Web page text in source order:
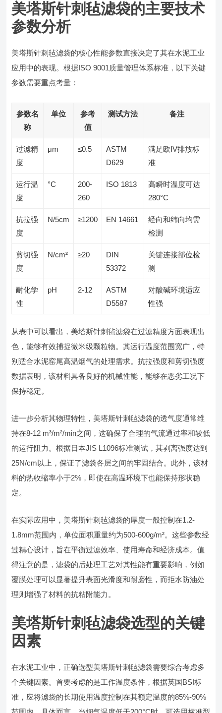
美塔斯针刺毡滤袋的主要技术
参数分析
美塔斯针刺毡滤袋的核心性能参数直接决定了其在水泥工业
应用中的表现。根据ISO 9001质量管理体系标准，以下关键
参数需要重点考量：
参数名
称
单位
参考
值
测试方法 备注
过滤精
度
μm ≤0.5
ASTM
D629
满足欧IV排放标
准
运行温
度
°C
200-
260
ISO 1813
高瞬时温度可达
280°C
抗拉强
度
N/5cm ≥1200 EN 14661
经向和纬向均需
检测
剪切强
度
N/cm² ≥20
DIN
53372
关键连接部位检
测
耐化学
性
pH 2-12
ASTM
D5587
对酸碱环境适应
性强
从表中可以看出，美塔斯针刺毡滤袋在过滤精度方面表现出
色，能够有效捕捉微米级颗粒物。其运行温度范围宽广，特
别适合水泥窑尾高温烟气的处理需求。抗拉强度和剪切强度
数据表明，该材料具备良好的机械性能，能够在恶劣工况下
保持稳定。
进一步分析其物理特性，美塔斯针刺毡滤袋的透气度通常维
持在8-12 m³/m²/min之间，这确保了合理的气流通过率和较低
的运行阻力。根据日本JIS L1096标准测试，其剥离强度达到
25N/cm以上，保证了滤袋各层之间的牢固结合。此外，该材
料的热收缩率小于2%，即使在高温环境下也能保持形状稳
定。
在实际应用中，美塔斯针刺毡滤袋的厚度一般控制在1.2-
1.8mm范围内，单位面积重量约为500-600g/m²。这些参数经
过精心设计，旨在平衡过滤效率、使用寿命和经济成本。值
得注意的是，滤袋的后处理工艺对其性能有重要影响，例如
覆膜处理可以显著提升表面光滑度和耐磨性，而拒水防油处
理则增强了材料的抗粘附能力。
美塔斯针刺毡滤袋选型的关键
因素
在水泥工业中，正确选型美塔斯针刺毡滤袋需要综合考虑多
个关键因素。首要考虑的是工作温度条件，根据英国BSI标
准，应将滤袋的长期使用温度控制在其额定温度的85%-90%